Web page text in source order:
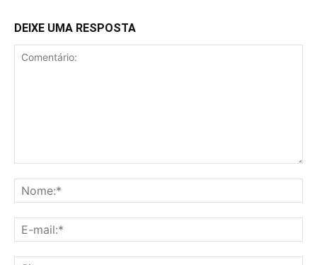
DEIXE UMA RESPOSTA